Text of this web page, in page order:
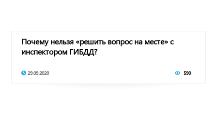
Почему нельзя «решить вопрос на месте» с
инспектором ГИБДД?
29.09.2020 590